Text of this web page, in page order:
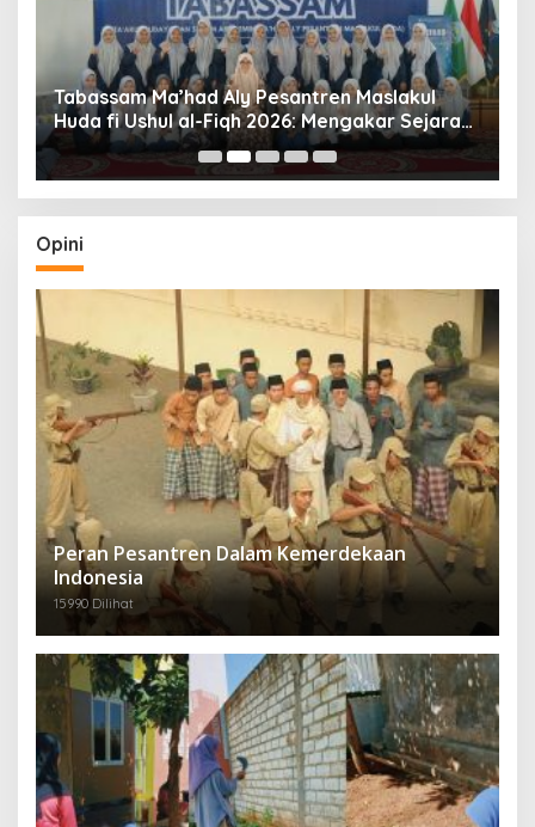
Tabassam Ma’had Aly Pesantren Maslakul
Huda fi Ushul al-Fiqh 2026: Mengakar Sejarah,
Menjangkau Peradaban”
Opini
Peran Pesantren Dalam Kemerdekaan
Indonesia
15990 Dilihat